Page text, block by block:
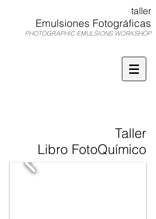
taller
Emulsiones Fotográficas
PHOTOGRAPHIC EMULSIONS WORKSHOP
Taller
Libro FotoQuímico